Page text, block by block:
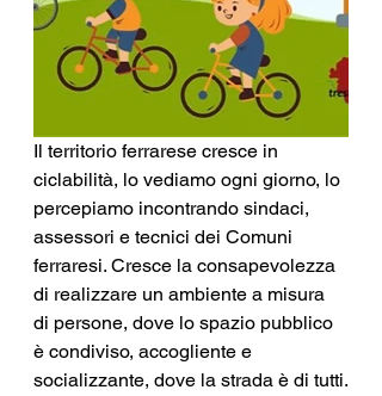
Il territorio ferrarese cresce in
ciclabilità, lo vediamo ogni giorno, lo
percepiamo incontrando sindaci,
assessori e tecnici dei Comuni
ferraresi. Cresce la consapevolezza
di realizzare un ambiente a misura
di persone, dove lo spazio pubblico
è condiviso, accogliente e
socializzante, dove la strada è di tutti.